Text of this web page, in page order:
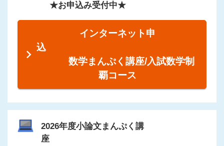
★お申込み受付中★
インターネット申
込
数学まんぷく講座/入試数学制
覇コース
2026年度小論文まんぷく講
座